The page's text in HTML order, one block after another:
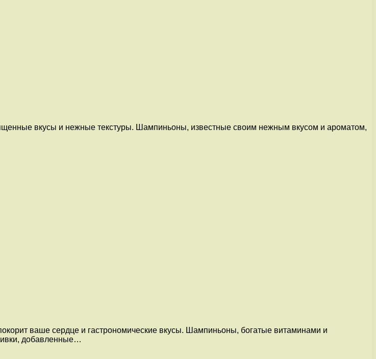
вкусы и нежные текстуры. Шампиньоны, известные своим нежным вкусом и ароматом,
ваше сердце и гастрономические вкусы. Шампиньоны, богатые витаминами и
добавленные…